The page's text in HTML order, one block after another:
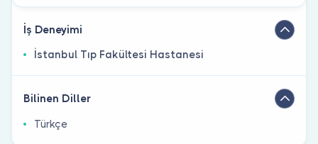
İş Deneyimi
İstanbul Tıp Fakültesi Hastanesi
Bilinen Diller
Türkçe